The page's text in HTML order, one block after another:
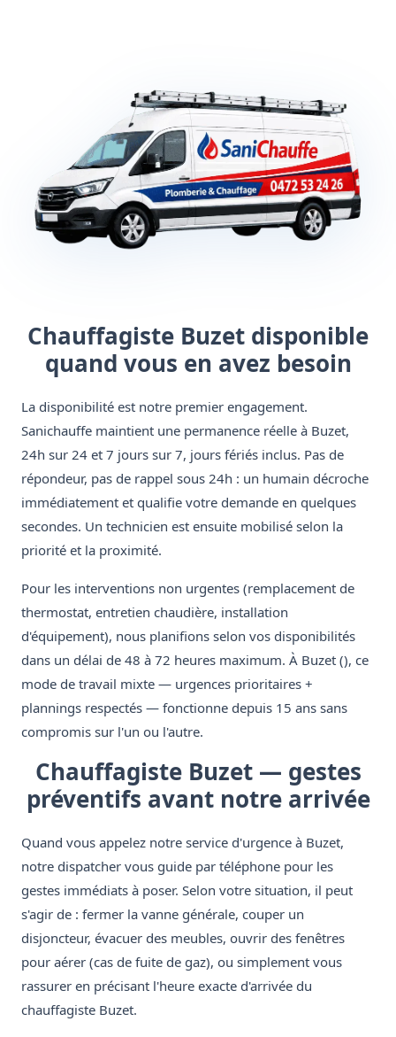
Chauffagiste Buzet disponible
quand vous en avez besoin
La disponibilité est notre premier engagement.
Sanichauffe maintient une permanence réelle à Buzet,
24h sur 24 et 7 jours sur 7, jours fériés inclus. Pas de
répondeur, pas de rappel sous 24h : un humain décroche
immédiatement et qualifie votre demande en quelques
secondes. Un technicien est ensuite mobilisé selon la
priorité et la proximité.
Pour les interventions non urgentes (remplacement de
thermostat, entretien chaudière, installation
d'équipement), nous planifions selon vos disponibilités
dans un délai de 48 à 72 heures maximum. À Buzet (), ce
mode de travail mixte — urgences prioritaires +
plannings respectés — fonctionne depuis 15 ans sans
compromis sur l'un ou l'autre.
Chauffagiste Buzet — gestes
préventifs avant notre arrivée
Quand vous appelez notre service d'urgence à Buzet,
notre dispatcher vous guide par téléphone pour les
gestes immédiats à poser. Selon votre situation, il peut
s'agir de : fermer la vanne générale, couper un
disjoncteur, évacuer des meubles, ouvrir des fenêtres
pour aérer (cas de fuite de gaz), ou simplement vous
rassurer en précisant l'heure exacte d'arrivée du
chauffagiste Buzet.